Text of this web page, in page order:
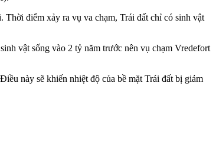
Thời điểm xảy ra vụ va chạm, Trái đất chỉ có sinh vật
vật sống vào 2 tỷ năm trước nên vụ chạm Vredefort
này sẽ khiến nhiệt độ của bề mặt Trái đất bị giảm